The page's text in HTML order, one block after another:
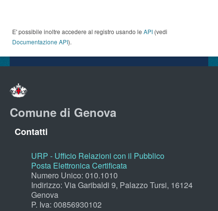
E' possibile inoltre accedere al registro usando le API (vedi
Documentazione API).
Comune di Genova
Contatti
URP - Ufficio Relazioni con il Pubblico
Posta Elettronica Certificata
Numero Unico: 010.1010
Indirizzo: Via Garibaldi 9, Palazzo Tursi, 16124
Genova
P. Iva: 00856930102